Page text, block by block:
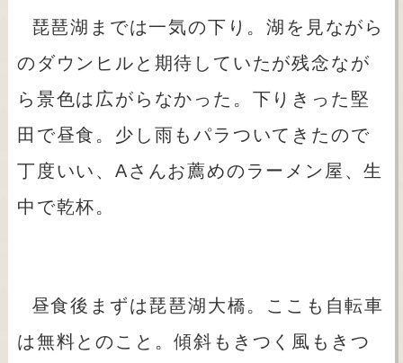
琵琶湖までは一気の下り。湖を見ながら
のダウンヒルと期待していたが残念なが
ら景色は広がらなかった。下りきった堅
田で昼食。少し雨もパラついてきたので
丁度いい、Aさんお薦めのラーメン屋、生
中で乾杯。
昼食後まずは琵琶湖大橋。ここも自転車
は無料とのこと。傾斜もきつく風もきつ